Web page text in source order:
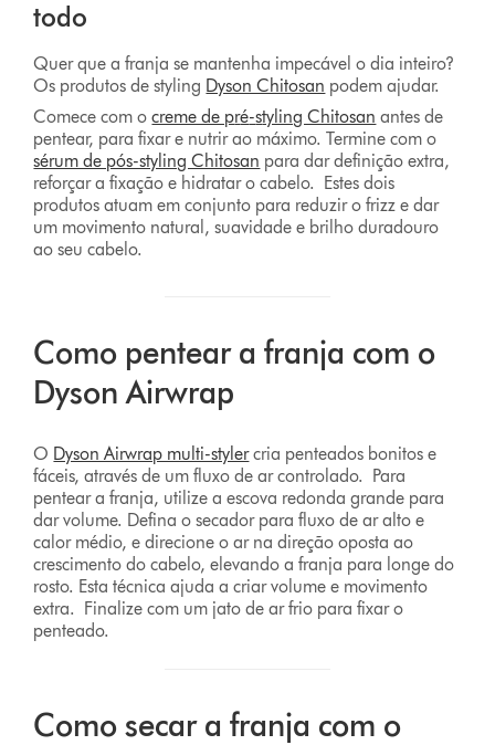
todo
Quer que a franja se mantenha impecável o dia inteiro?
Os produtos de styling Dyson Chitosan podem ajudar.
Comece com ocreme de pré-styling Chitosan antes de
pentear, para fixar e nutrir ao máximo. Termine com o
sérum de pós-styling Chitosan para dar definição extra,
reforçar a fixação e hidratar o cabelo. Estes dois
produtos atuam em conjunto para reduzir o frizz e dar
um movimento natural, suavidade e brilho duradouro
ao seu cabelo.
Como pentear a franja com o
Dyson Airwrap
O Dyson Airwrap multi-stylercria penteados bonitos e
fáceis, através de um fluxo de ar controlado. Para
pentear a franja, utilize a escova redonda grande para
dar volume. Defina o secador para fluxo de ar alto e
calor médio, e direcione o ar na direção oposta ao
crescimento do cabelo, elevando a franja para longe do
rosto. Esta técnica ajuda a criar volume e movimento
extra. Finalize com um jato de ar frio para fixar o
penteado.
Como secar a franja com o